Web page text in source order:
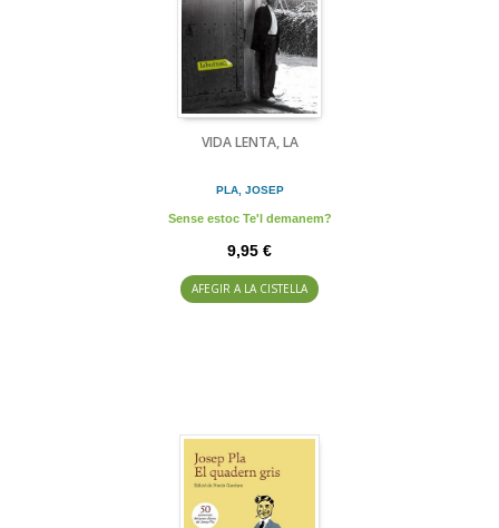
VIDA LENTA, LA
PLA, JOSEP
Sense estoc Te'l demanem?
9,95 €
AFEGIR A LA CISTELLA